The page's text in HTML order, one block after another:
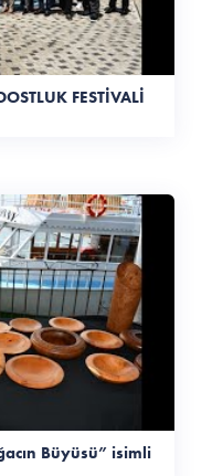
FESTİVALİ
Büyüsü” isimli